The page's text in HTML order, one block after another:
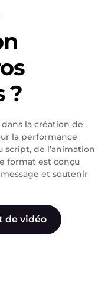
?
la création de
la performance
script, de l’animation
format est conçu
et soutenir
de vidéo